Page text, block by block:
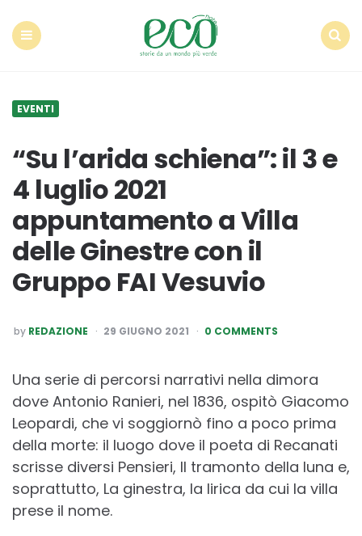
EVENTI
“Su l’arida schiena”: il 3 e
4 luglio 2021
appuntamento a Villa
delle Ginestre con il
Gruppo FAI Vesuvio
POSTED
BY
by REDAZIONE 29 GIUGNO 2021 0 COMMENTS
Una serie di percorsi narrativi nella dimora
dove Antonio Ranieri, nel 1836, ospitò Giacomo
Leopardi, che vi soggiornò fino a poco prima
della morte: il luogo dove il poeta di Recanati
scrisse diversi Pensieri, Il tramonto della luna e,
soprattutto, La ginestra, la lirica da cui la villa
prese il nome.